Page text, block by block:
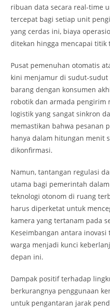
ribuan data secara real-time
tercepat bagi setiap unit
yang cerdas ini, biaya
ditekan hingga mencapai titik
Pusat pemenuhan otomatis
kini menjamur di sudut-sudut
barang dengan konsumen
robotik dan armada pengirim
logistik yang sangat sinkron
memastikan bahwa pesanan
hanya dalam hitungan menit
dikonfirmasi.
Namun, tantangan regulasi
utama bagi pemerintah
teknologi otonom di ruang
harus diperketat untuk
kamera yang tertanam pada
Keseimbangan antara
warga menjadi kunci
depan ini.
Dampak positif terhadap
berkurangnya penggunaan
untuk pengantaran jarak